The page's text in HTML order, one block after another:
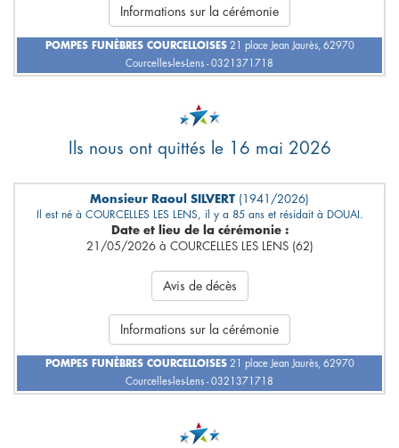
Informations sur la cérémonie
POMPES FUNÈBRES COURCELLOISES21 place Jean Jaurès, 62970
Courcelles-les-Lens - 0321371718
Ils nous ont quittés le 16 mai 2026
Monsieur Raoul SILVERT (1941/2026)
Il est né à COURCELLES LES LENS, il y a 85 ans et résidait à DOUAI.
Date et lieu de la cérémonie :
21/05/2026 à COURCELLES LES LENS (62)
Avis de décès
Informations sur la cérémonie
POMPES FUNÈBRES COURCELLOISES21 place Jean Jaurès, 62970
Courcelles-les-Lens - 0321371718